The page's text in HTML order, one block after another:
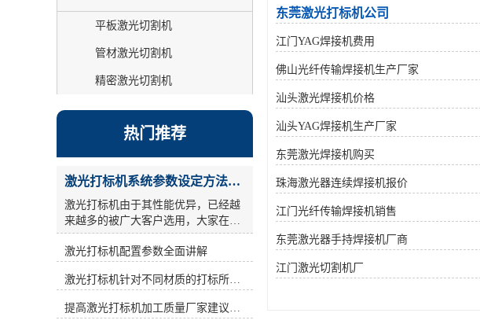
东莞激光打标机公司
江门YAG焊接机费用
佛山光纤传输焊接机生产厂家
汕头激光焊接机价格
汕头YAG焊接机生产厂家
东莞激光焊接机购买
珠海激光器连续焊接机报价
江门光纤传输焊接机销售
东莞激光器手持焊接机厂商
江门激光切割机厂
平板激光切割机
管材激光切割机
精密激光切割机
热门推荐
激光打标机系统参数设定方法步骤教程
激光打标机由于其性能优异，已经越
来越多的被广大客户选用，大家在使
用激光打标机的时候，关于参数设
置，很多人的概念比较模糊，今天激
参数设定 ： **，激光参数还是设一
遍，但是采用交叉线填充方式方法，
也就相当于镭雕了2遍.参考参数如
激光打标机配置参数全面讲解
激光打标机针对不同材质的打标所对应设备指导
提高激光打标机加工质量厂家建议从何做起